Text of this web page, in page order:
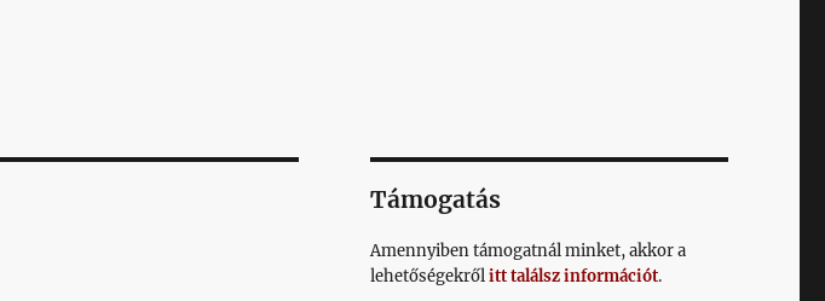
Támogatás
Amennyiben támogatnál minket, akkor a
lehetőségekrőlitt találsz információt.